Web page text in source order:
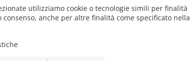
utilizziamo cookie o tecnologie simili per finalità
anche per altre finalità come specificato nella